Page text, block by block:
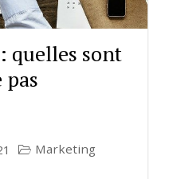
quelles sont
pas
Marketing